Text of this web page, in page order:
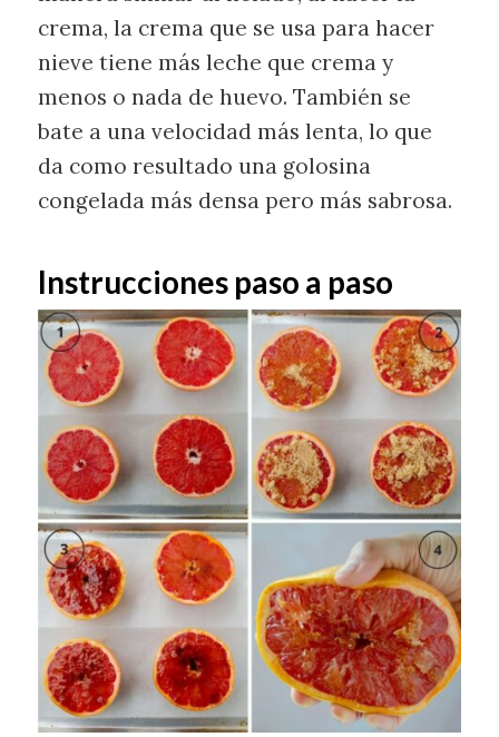
crema, la crema que se usa para hacer
nieve tiene más leche que crema y
menos o nada de huevo. También se
bate a una velocidad más lenta, lo que
da como resultado una golosina
congelada más densa pero más sabrosa.
Instrucciones paso a paso